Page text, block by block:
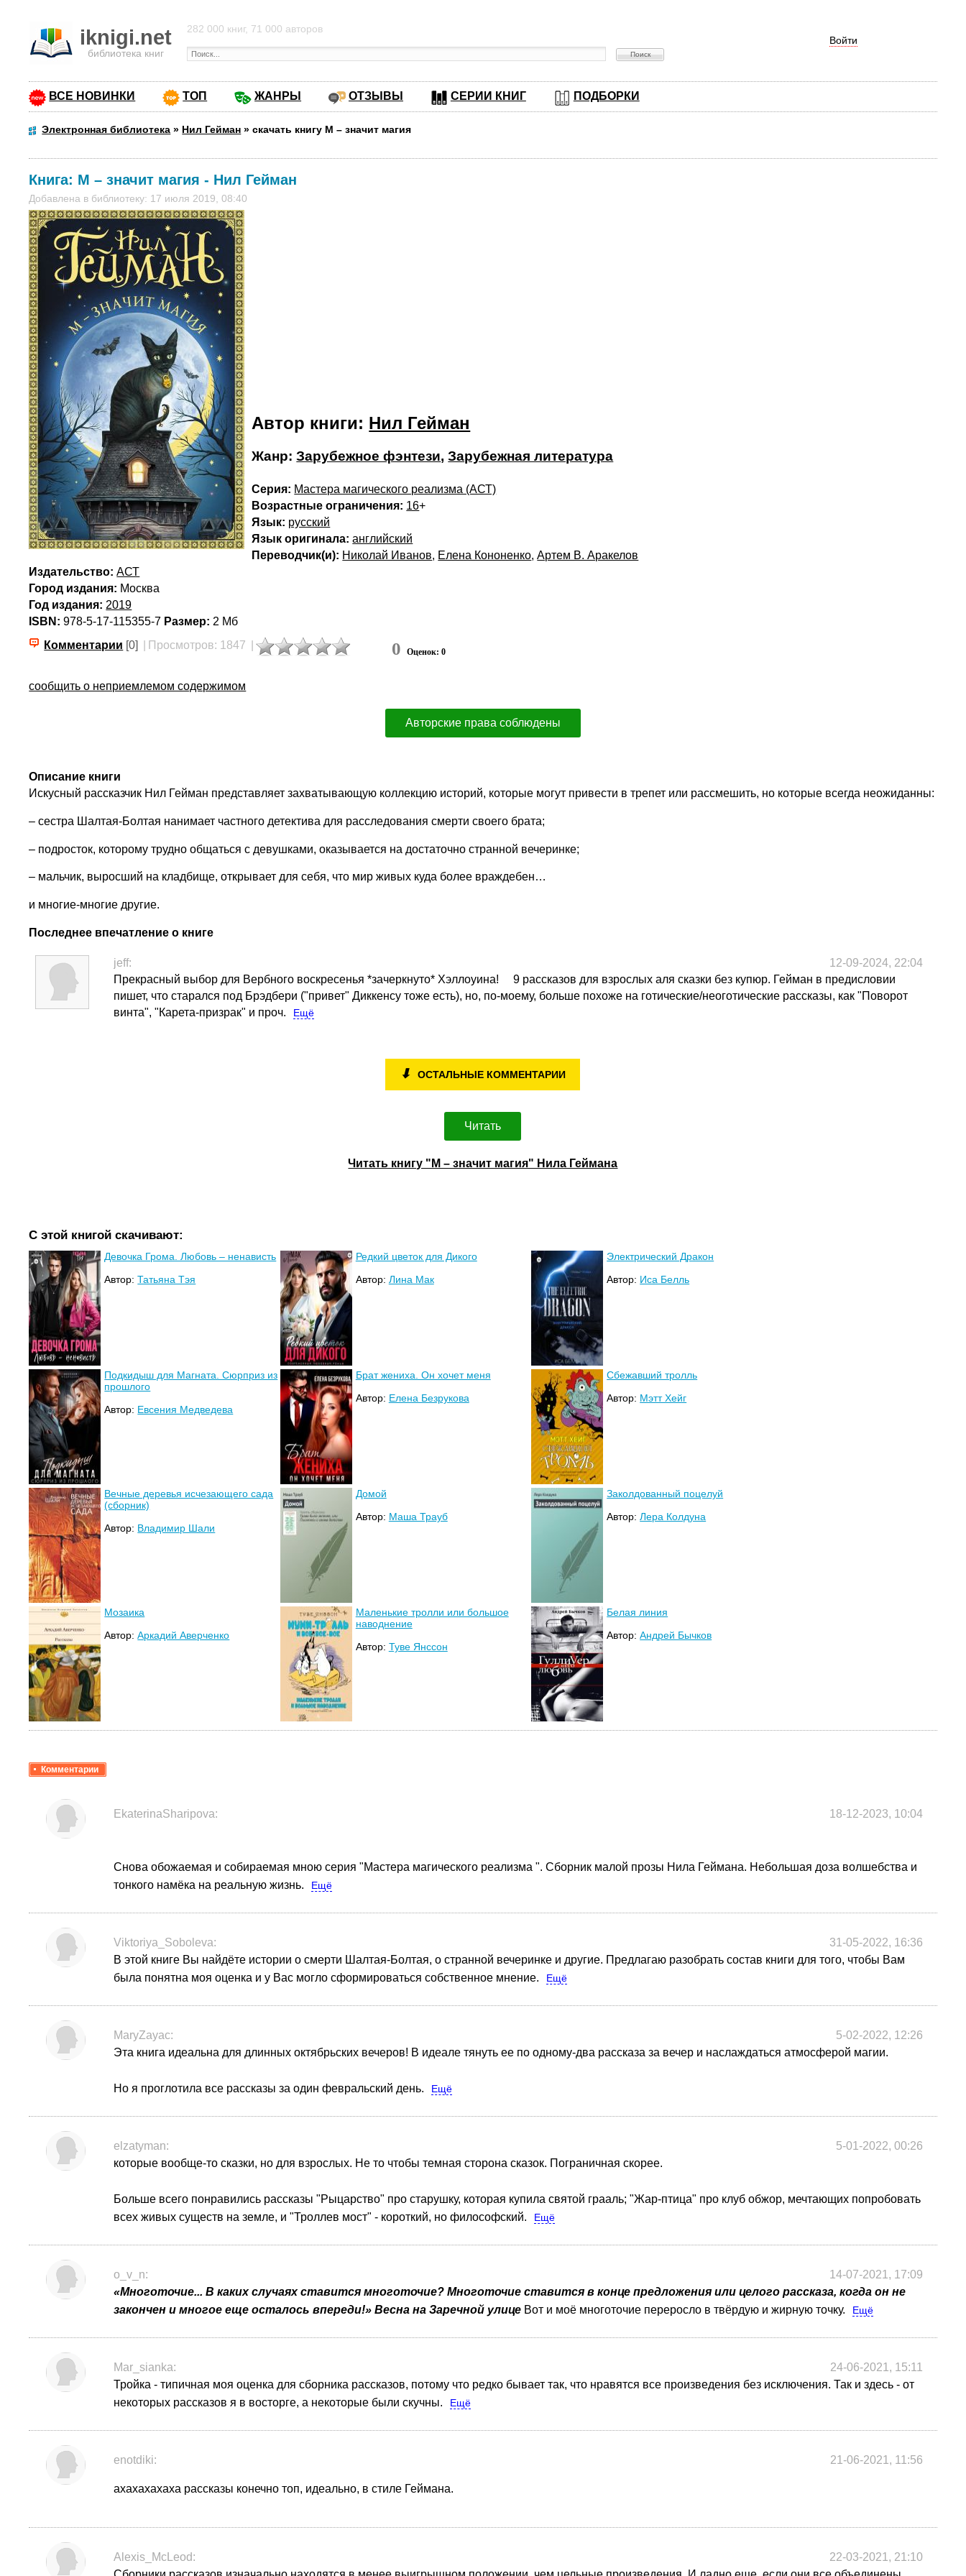
iknigi.net
библиотека книг
Войти
282 000 книг, 71 000 авторов
ВСЕ НОВИНКИ ТОП ЖАНРЫ ОТЗЫВЫ СЕРИИ КНИГ ПОДБОРКИ
Электронная библиотека » Нил Гейман »скачать книгу М – значит магия
Книга: М – значит магия - Нил Гейман
Добавлена в библиотеку: 17 июля 2019, 08:40
Автор книги: Нил Гейман
Жанр:Зарубежное фэнтези,Зарубежная литература
Серия: Мастера магического реализма (АСТ)
Возрастные ограничения: 16+
Язык: русский
Язык оригинала: английский
Переводчик(и): Николай Иванов, Елена Кононенко,Артем В. Аракелов
Издательство: АСТ
Город издания: Москва
Год издания: 2019
ISBN: 978-5-17-115355-7 Размер: 2 Мб
Комментарии [0] Просмотров: 1847 0 Оценок: 0
сообщить о неприемлемом содержимом
Авторские права соблюдены
Описание книги
Искусный рассказчик Нил Гейман представляет захватывающую коллекцию историй, которые могут привести в трепет или рассмешить, но которые всегда неожиданны:
– сестра Шалтая-Болтая нанимает частного детектива для расследования смерти своего брата;
– подросток, которому трудно общаться с девушками, оказывается на достаточно странной вечеринке;
– мальчик, выросший на кладбище, открывает для себя, что мир живых куда более враждебен…
и многие-многие другие.
Последнее впечатление о книге
jeff:
12-09-2024, 22:04
Прекрасный выбор для Вербного воскресенья *зачеркнуто* Хэллоуина! ⠀ 9 рассказов для взрослых аля сказки без купюр. Гейман в предисловии
пишет, что старался под Брэдбери ("привет" Диккенсу тоже есть), но, по-моему, больше похоже на готические/неоготические рассказы, как "Поворот
винта", "Карета-призрак" и проч.
Ещё
⬇ ОСТАЛЬНЫЕ КОММЕНТАРИИ
Читать
Читать книгу "М – значит магия" Нила Геймана
С этой книгой скачивают:
Девочка Грома. Любовь – ненависть
Автор:Татьяна Тэя
Редкий цветок для Дикого
Автор: Лина Мак
Электрический Дракон
Автор: Иса Белль
Подкидыш для Магната. Сюрприз из
прошлого
Автор: Евсения Медведева
Брат жениха. Он хочет меня
Автор: Елена Безрукова
Сбежавший тролль
Автор: Мэтт Хейг
Вечные деревья исчезающего сада
(сборник)
Автор: Владимир Шали
Домой
Автор: Маша Трауб
Заколдованный поцелуй
Автор:Лера Колдуна
Мозаика
Автор:Аркадий Аверченко
Маленькие тролли или большое
наводнение
Автор: Туве Янссон
Белая линия
Автор:Андрей Бычков
Комментарии
EkaterinaSharipova: 18-12-2023, 10:04
Снова обожаемая и собираемая мною серия "Мастера магического реализма ". Сборник малой прозы Нила Геймана. Небольшая доза волшебства и
тонкого намёка на реальную жизнь.
Ещё
Viktoriya_Soboleva:
31-05-2022, 16:36
В этой книге Вы найдёте истории о смерти Шалтая-Болтая, о странной вечеринке и другие. Предлагаю разобрать состав книги для того, чтобы Вам
была понятна моя оценка и у Вас могло сформироваться собственное мнение.
Ещё
MaryZayac:
5-02-2022, 12:26
Эта книга идеальна для длинных октябрьских вечеров! В идеале тянуть ее по одному-два рассказа за вечер и наслаждаться атмосферой магии.
Но я проглотила все рассказы за один февральский день. Ещё
elzatyman:
5-01-2022, 00:26
которые вообще-то сказки, но для взрослых. Не то чтобы темная сторона сказок. Пограничная скорее.
Больше всего понравились рассказы "Рыцарство" про старушку, которая купила святой грааль; "Жар-птица" про клуб обжор, мечтающих попробовать
всех живых существ на земле, и "Троллев мост" - короткий, но философский.
Ещё
o_v_n:
14-07-2021, 17:09
«Многоточие... В каких случаях ставится многоточие? Многоточие ставится в конце предложения или целого рассказа, когда он не
закончен и многое еще осталось впереди!» Весна на Заречной улице Вот и моё многоточие переросло в твёрдую и жирную точку. Ещё
Mar_sianka:
24-06-2021, 15:11
Тройка - типичная моя оценка для сборника рассказов, потому что редко бывает так, что нравятся все произведения без исключения. Так и здесь - от
некоторых рассказов я в восторге, а некоторые были скучны.
Ещё
enotdiki: 21-06-2021, 11:56
ахахахахаха рассказы конечно топ, идеально, в стиле Геймана.
Alexis_McLeod:
22-03-2021, 21:10